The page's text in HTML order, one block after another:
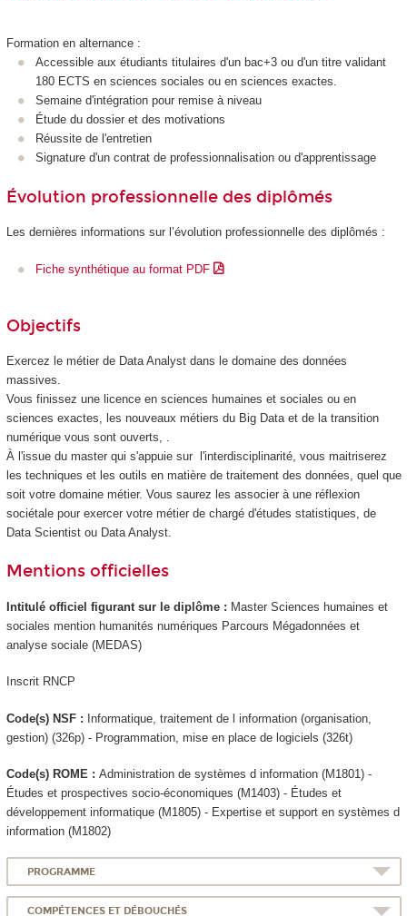
Formation en alternance:
Accessible aux étudiants titulaires d'un bac+3 ou d'un titre validant
180 ECTS en sciences sociales ou en sciences exactes.
Semaine d'intégration pour remise à niveau
Étude du dossier et des motivations
Réussite de l'entretien
Signature d'un contrat de professionnalisation ou d'apprentissage
Évolution professionnelle des diplômés
Les dernières informations sur l’évolution professionnelle des diplômés :
Fiche synthétique au format PDF
Objectifs
Exercez le métier de Data Analyst dans le domaine des données
massives.
Vous finissez une licence en sciences humaines et sociales ou en
sciences exactes, les nouveaux métiers du Big Data et de la transition
numérique vous sont ouverts, .
À l'issue du master qui s'appuie sur l'interdisciplinarité, vous maitriserez
les techniques et les outils en matière de traitement des données, quel que
soit votre domaine métier. Vous saurez les associer à une réflexion
sociétale pour exercer votre métier de chargé d'études statistiques, de
Data Scientist ou Data Analyst.
Mentions officielles
Intitulé officiel figurant sur le diplôme : Master Sciences humaines et
sociales mention humanités numériques Parcours Mégadonnées et
analyse sociale (MEDAS)
Inscrit RNCP
Code(s) NSF : Informatique, traitement de l information (organisation,
gestion) (326p) - Programmation, mise en place de logiciels (326t)
Code(s) ROME : Administration de systèmes d information (M1801) -
Études et prospectives socio-économiques (M1403) - Études et
développement informatique (M1805) - Expertise et support en systèmes d
information (M1802)
PROGRAMME
COMPÉTENCES ET DÉBOUCHÉS